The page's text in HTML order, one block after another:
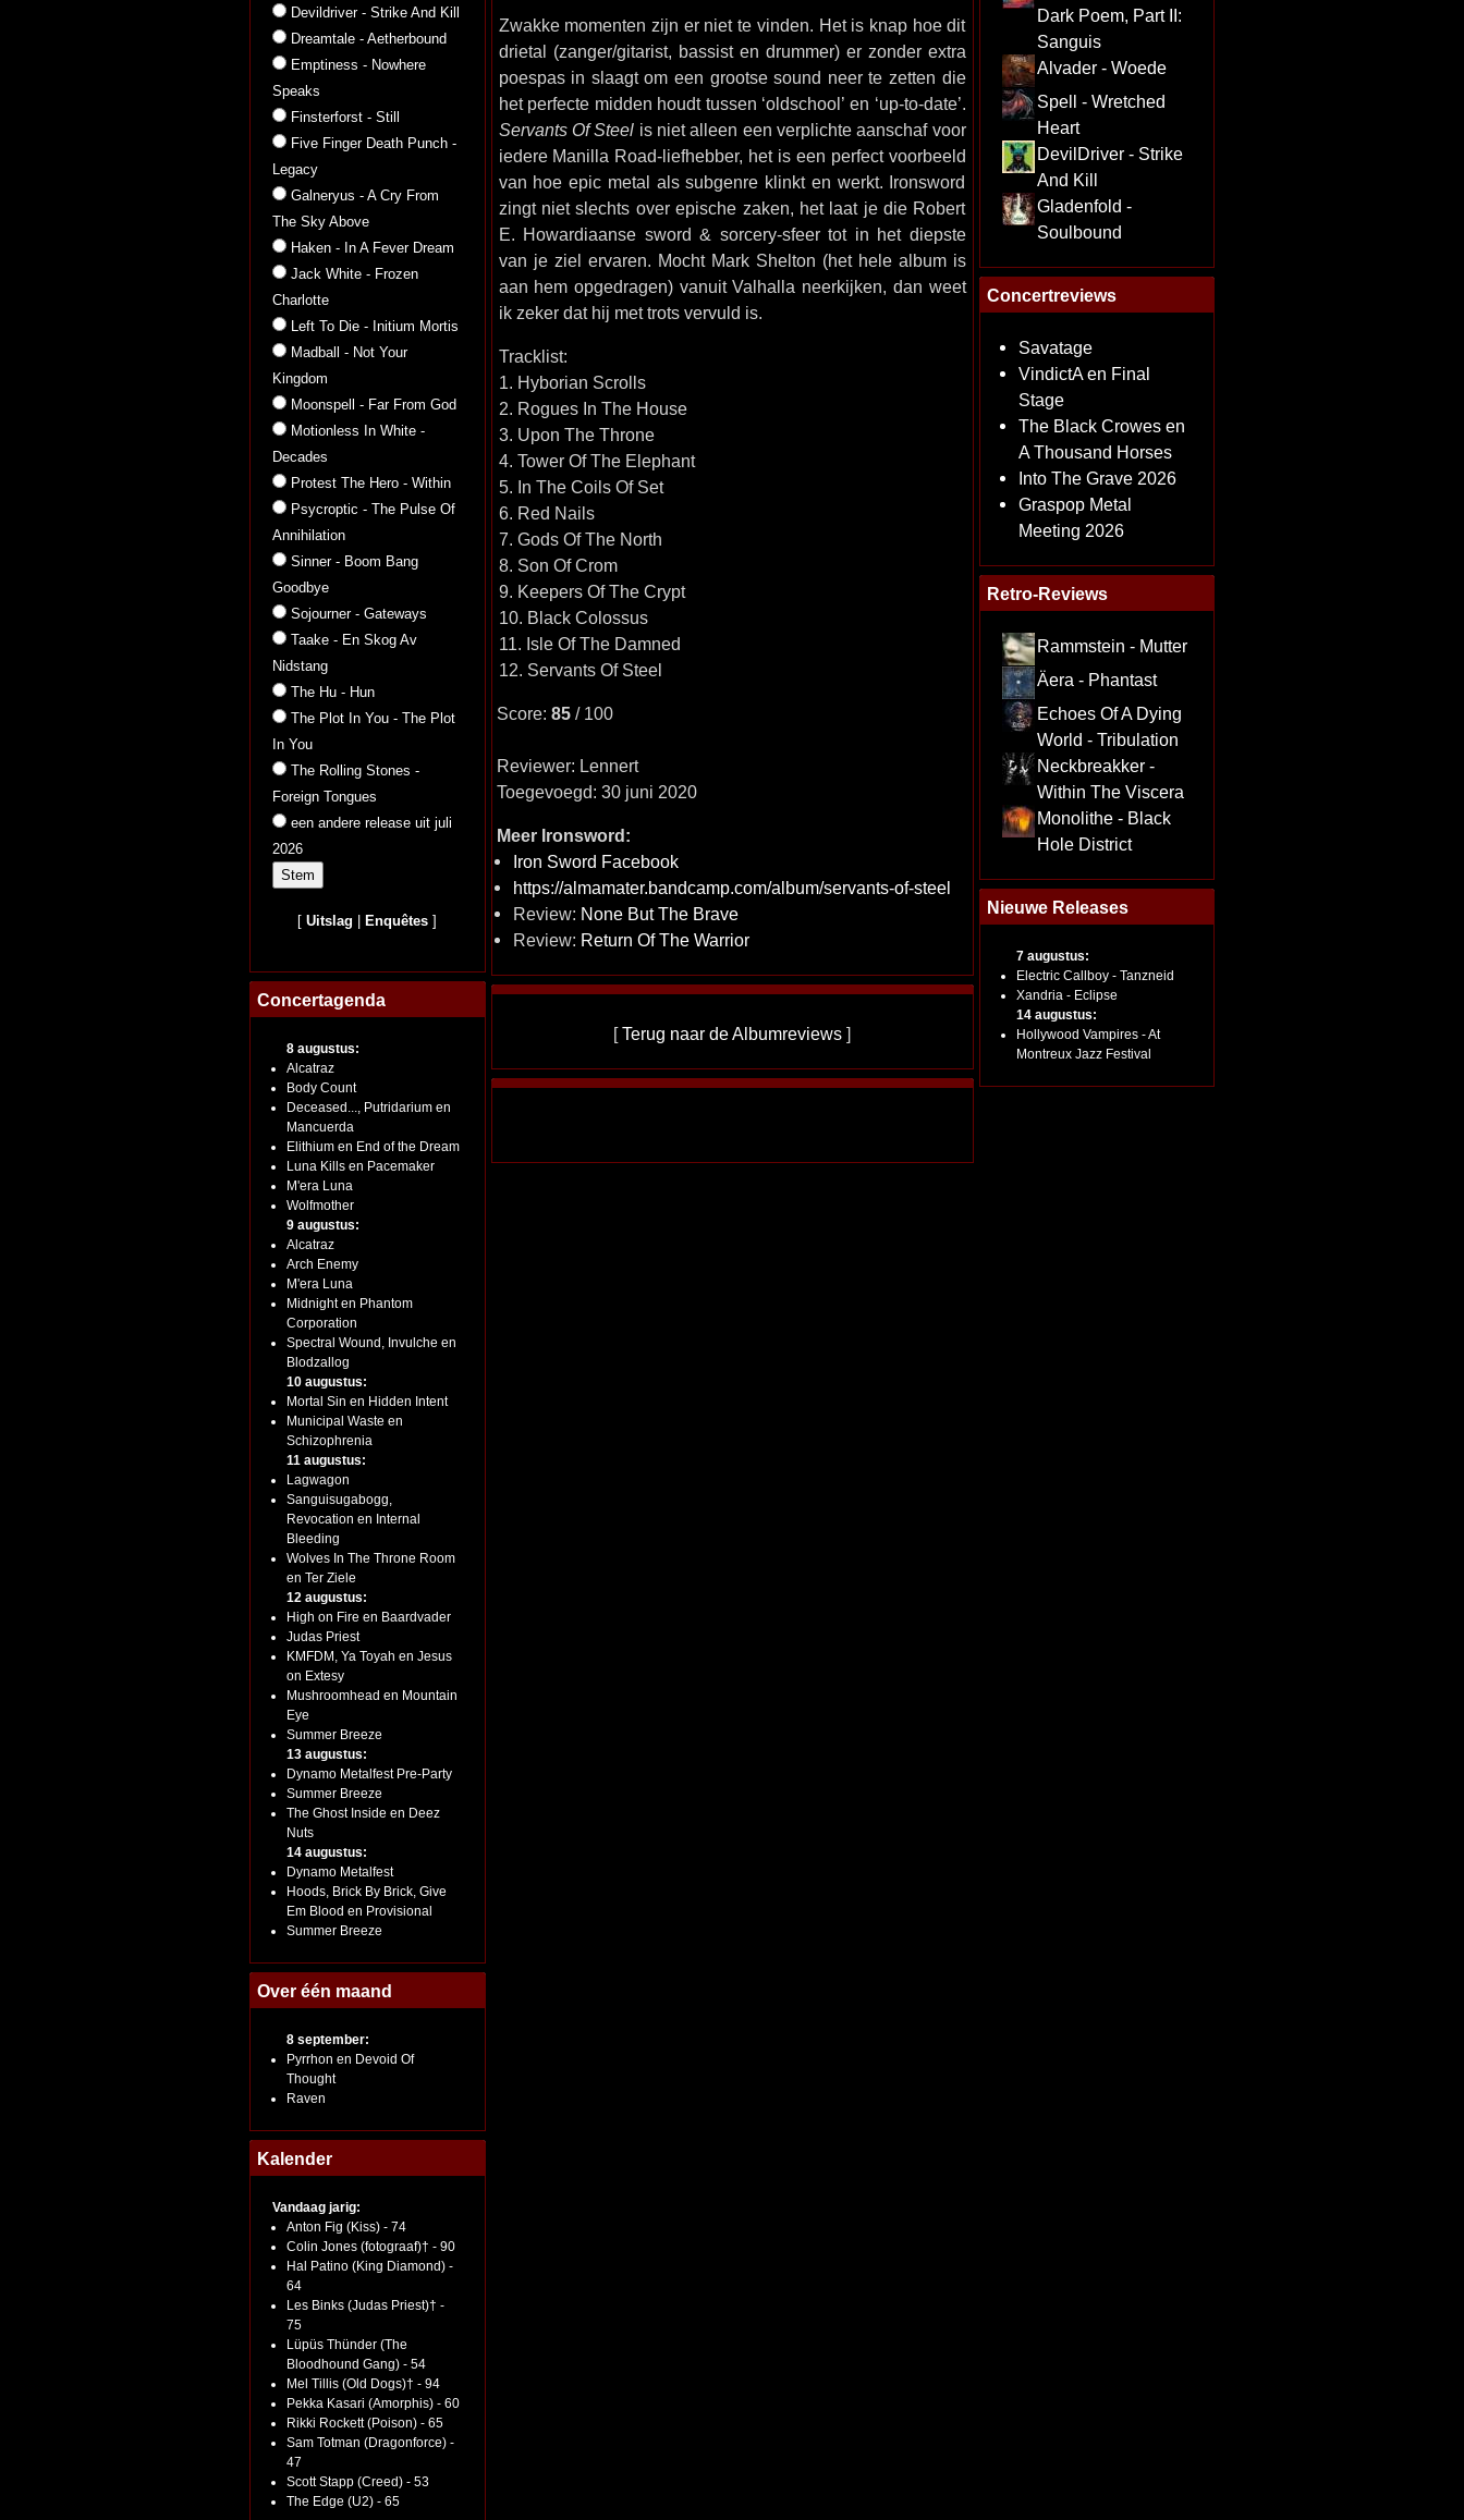
Devildriver - Strike And Kill
Dreamtale - Aetherbound
Emptiness - Nowhere
Speaks
Finsterforst - Still
Five Finger Death Punch -
Legacy
Galneryus - A Cry From
The Sky Above
Haken - In A Fever Dream
Jack White - Frozen
Charlotte
Left To Die - Initium Mortis
Madball - Not Your
Kingdom
Moonspell - Far From God
Motionless In White -
Decades
Protest The Hero - Within
Psycroptic - The Pulse Of
Annihilation
Sinner - Boom Bang
Goodbye
Sojourner - Gateways
Taake - En Skog Av
Nidstang
The Hu - Hun
The Plot In You - The Plot
In You
The Rolling Stones -
Foreign Tongues
een andere release uit juli
2026
[Uitslag Enquêtes ]
Concertagenda
8 augustus:
Alcatraz
Body Count
Deceased..., Putridarium en
Mancuerda
Elithium en End of the Dream
Luna Kills en Pacemaker
M'era Luna
Wolfmother
9 augustus:
Alcatraz
Arch Enemy
M'era Luna
Midnight en Phantom
Corporation
Spectral Wound, Invulche en
Blodzallog
10 augustus:
Mortal Sin en Hidden Intent
Municipal Waste en
Schizophrenia
11 augustus:
Lagwagon
Sanguisugabogg,
Revocation en Internal
Bleeding
Wolves In The Throne Room
en Ter Ziele
12 augustus:
High on Fire en Baardvader
Judas Priest
KMFDM, Ya Toyah en Jesus
on Extesy
Mushroomhead en Mountain
Eye
Summer Breeze
13 augustus:
Dynamo Metalfest Pre-Party
Summer Breeze
The Ghost Inside en Deez
Nuts
14 augustus:
Dynamo Metalfest
Hoods, Brick By Brick, Give
Em Blood en Provisional
Summer Breeze
Over één maand
8 september:
Pyrrhon en Devoid Of
Thought
Raven
Kalender
Vandaag jarig:
Anton Fig (Kiss) - 74
Colin Jones (fotograaf)† - 90
Hal Patino (King Diamond) -
64
Les Binks (Judas Priest)† -
75
Lüpüs Thünder (The
Bloodhound Gang) - 54
Mel Tillis (Old Dogs)† - 94
Pekka Kasari (Amorphis) - 60
Rikki Rockett (Poison) - 65
Sam Totman (Dragonforce) -
47
Scott Stapp (Creed) - 53
The Edge (U2) - 65
Zwakke momenten zijn er niet te vinden. Het is knap hoe dit
drietal (zanger/gitarist, bassist en drummer) er zonder extra
poespas in slaagt om een grootse sound neer te zetten die
het perfecte midden houdt tussen ‘oldschool’ en ‘up-to-date’.
Servants Of Steel is niet alleen een verplichte aanschaf voor
iedere Manilla Road-liefhebber, het is een perfect voorbeeld
van hoe epic metal als subgenre klinkt en werkt. Ironsword
zingt niet slechts over epische zaken, het laat je die Robert
E. Howardiaanse sword & sorcery-sfeer tot in het diepste
van je ziel ervaren. Mocht Mark Shelton (het hele album is
aan hem opgedragen) vanuit Valhalla neerkijken, dan weet
ik zeker dat hij met trots vervuld is.
Tracklist:
1. Hyborian Scrolls
2. Rogues In The House
3. Upon The Throne
4. Tower Of The Elephant
5. In The Coils Of Set
6. Red Nails
7. Gods Of The North
8. Son Of Crom
9. Keepers Of The Crypt
10. Black Colossus
11. Isle Of The Damned
12. Servants Of Steel
Score: 85/ 100
Reviewer: Lennert
Toegevoegd: 30 juni 2020
Meer Ironsword:
Iron Sword Facebook
https://almamater.bandcamp.com/album/servants-of-steel
Review: None But The Brave
Review: Return Of The Warrior
[Terug naar de Albumreviews ]
Dark Poem, Part II:
Sanguis
Alvader - Woede
Spell - Wretched
Heart
DevilDriver - Strike
And Kill
Gladenfold -
Soulbound
Concertreviews
Savatage
VindictA en Final
Stage
The Black Crowes en
A Thousand Horses
Into The Grave 2026
Graspop Metal
Meeting 2026
Retro-Reviews
Rammstein - Mutter
Äera - Phantast
Echoes Of A Dying
World - Tribulation
Neckbreakker -
Within The Viscera
Monolithe - Black
Hole District
Nieuwe Releases
7 augustus:
Electric Callboy - Tanzneid
Xandria - Eclipse
14 augustus:
Hollywood Vampires - At
Montreux Jazz Festival